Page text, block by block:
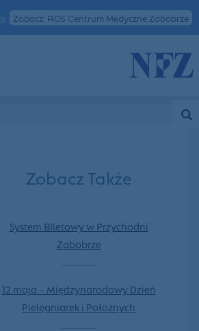
Zobacz: AOS Centrum Medyczne Zabobrze
Zobacz Także
System BIletowy w Przychodni
Zabobrze
12 maja – Międzynarodowy Dzień
Pielęgniarek i Położnych